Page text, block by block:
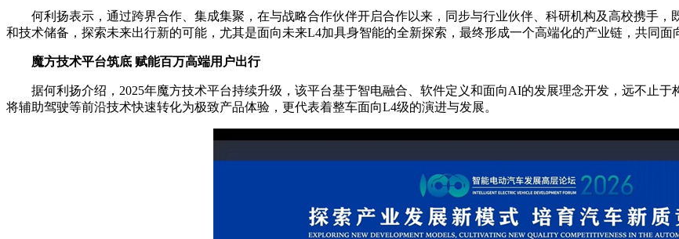
何利扬表示，通过跨界合作、集成集聚，在与战略合作伙伴开启合作以来，同步与行业伙伴、科研机构及高校携手，
和技术储备，探索未来出行新的可能，尤其是面向未来L4加具身智能的全新探索，最终形成一个高端化的产业链，共同面
魔方技术平台筑底 赋能百万高端用户出行
据何利扬介绍，2025年魔方技术平台持续升级，该平台基于智电融合、软件定义和面向AI的发展理念开发，远不止于
将辅助驾驶等前沿技术快速转化为极致产品体验，更代表着整车面向L4级的演进与发展。